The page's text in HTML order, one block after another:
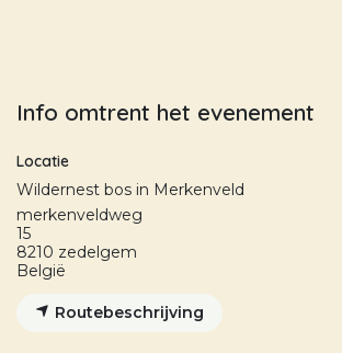
Info omtrent het evenement
Locatie
Wildernest bos in Merkenveld
merkenveldweg
15
8210 zedelgem
België
Routebeschrijving